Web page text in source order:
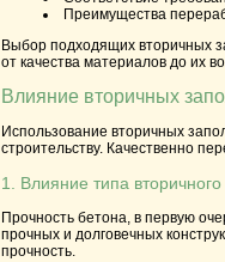
Преимущества
Выбор подходящих вторичных
от качества материалов до их
Влияние вторичных
Использование вторичных
строительству. Качественно
1. Влияние типа
Прочность бетона, в первую
прочных и долговечных
прочность.